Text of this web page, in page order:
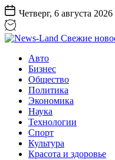
Перейти
к
содержанию
Четверг, 6 августа 2026
Land
Свежие
новости,
сводки
прогнозы
Авто
Бизнес
Общество
Политика
Экономика
Наука
Технологии
Спорт
Культура
Красота и здоровье